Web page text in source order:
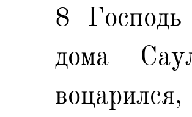
8
дома